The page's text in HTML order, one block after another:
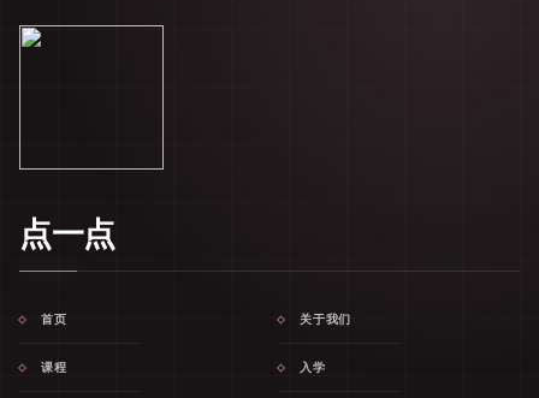
点一点
首页 关于我们
课程 入学